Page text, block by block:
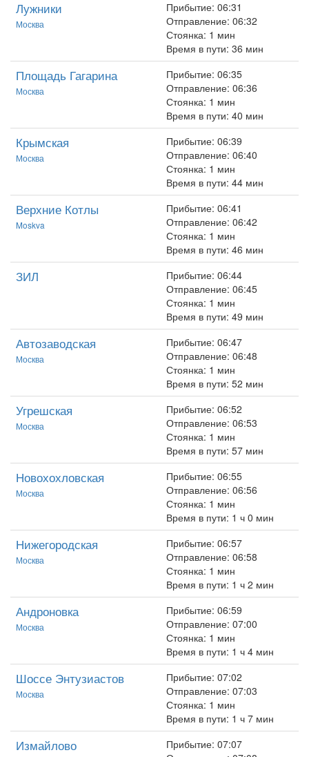
Лужники
Москва
Прибытие: 06:31
Отправление: 06:32
Стоянка: 1 мин
Время в пути: 36 мин
Площадь Гагарина
Москва
Прибытие: 06:35
Отправление: 06:36
Стоянка: 1 мин
Время в пути: 40 мин
Крымская
Москва
Прибытие: 06:39
Отправление: 06:40
Стоянка: 1 мин
Время в пути: 44 мин
Верхние Котлы
Moskva
Прибытие: 06:41
Отправление: 06:42
Стоянка: 1 мин
Время в пути: 46 мин
ЗИЛ
Прибытие: 06:44
Отправление: 06:45
Стоянка: 1 мин
Время в пути: 49 мин
Автозаводская
Москва
Прибытие: 06:47
Отправление: 06:48
Стоянка: 1 мин
Время в пути: 52 мин
Угрешская
Москва
Прибытие: 06:52
Отправление: 06:53
Стоянка: 1 мин
Время в пути: 57 мин
Новохохловская
Москва
Прибытие: 06:55
Отправление: 06:56
Стоянка: 1 мин
Время в пути: 1 ч 0 мин
Нижегородская
Москва
Прибытие: 06:57
Отправление: 06:58
Стоянка: 1 мин
Время в пути: 1 ч 2 мин
Андроновка
Москва
Прибытие: 06:59
Отправление: 07:00
Стоянка: 1 мин
Время в пути: 1 ч 4 мин
Шоссе Энтузиастов
Москва
Прибытие: 07:02
Отправление: 07:03
Стоянка: 1 мин
Время в пути: 1 ч 7 мин
Измайлово
Прибытие: 07:07